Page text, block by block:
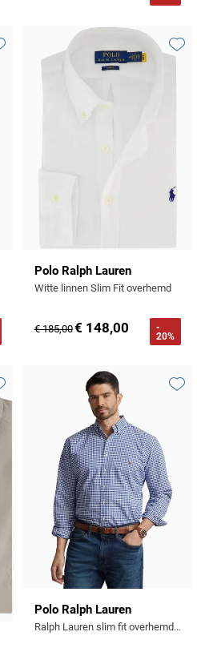
aan favorieten
Polo Ralph Lauren
Witte linnen Slim Fit overhemd
€ 185,00€ 148,00
-
20%
aan favorieten
Polo Ralph Lauren
Ralph Lauren slim fit overhemd blauw ruit oxford